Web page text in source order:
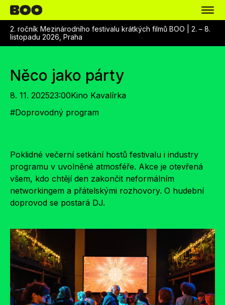
2. ročník Mezinárodního festivalu krátkých filmů BOO | 2. – 8.
listopadu 2026, Praha
Něco jako párty
8. 11. 202523:00Kino Kavalírka
#Doprovodný program
Poklidné večerní setkání hostů festivalu i industry
programu v uvolněné atmosféře. Akce je otevřená
všem, kdo chtějí den zakončit neformálním
networkingem a přátelskými rozhovory. O hudební
doprovod se postará DJ.